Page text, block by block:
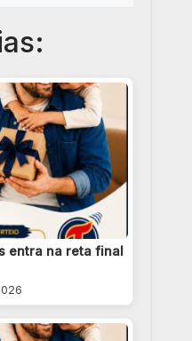
entra na reta final